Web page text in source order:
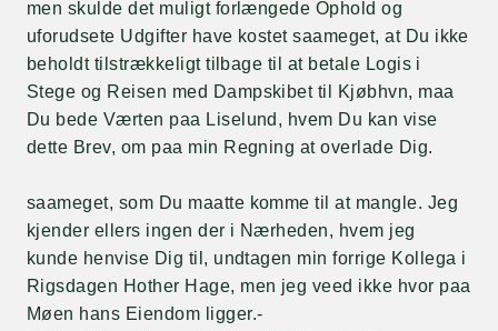
men skulde det muligt forlængede Ophold og
uforudsete Udgifter have kostet saameget, at Du ikke
beholdt tilstrækkeligt tilbage til at betale Logis i
Stege og Reisen med Dampskibet til Kjøbhvn, maa
Du bede Værten paa Liselund, hvem Du kan vise
dette Brev, om paa min Regning at overlade Dig.
saameget, som Du maatte komme til at mangle. Jeg
kjender ellers ingen der i Nærheden, hvem jeg
kunde henvise Dig til, undtagen min forrige Kollega i
Rigsdagen Hother Hage, men jeg veed ikke hvor paa
Møen hans Eiendom ligger.-